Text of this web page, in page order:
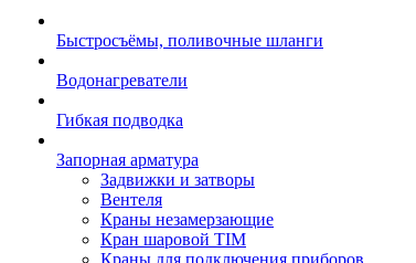
Быстросъёмы, поливочные шланги
Водонагреватели
Гибкая подводка
Запорная арматура
Задвижки и затворы
Вентеля
Краны незамерзающие
Кран шаровой TIM
Краны для подключения приборов